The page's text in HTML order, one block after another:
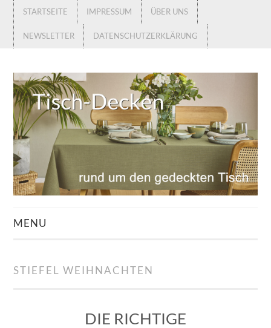
STARTSEITE IMPRESSUM ÜBER UNS
NEWSLETTER DATENSCHUTZERKLÄRUNG
MENU
STIEFEL WEIHNACHTEN
DIE RICHTIGE